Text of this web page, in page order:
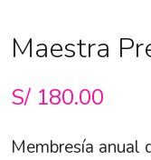
Maestra
S/ 180.00
Membresía anual